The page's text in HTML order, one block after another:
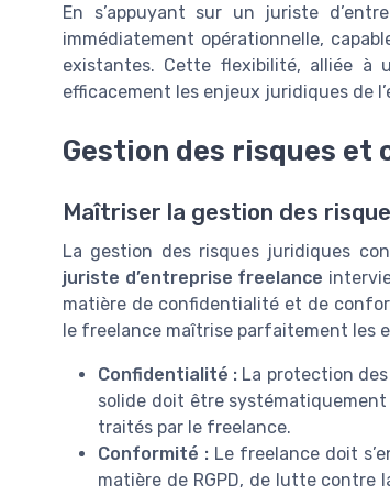
En s’appuyant sur un juriste
immédiatement opérationnelle,
existantes. Cette flexibilité, alliée à
efficacement les enjeux juridiques de
Gestion des risques
Maîtriser la gestion des
La gestion des risques juridiques
juriste d’entreprise freelance
matière de confidentialité et de
le freelance maîtrise parfaitement les
Confidentialité : La protection
solide doit être
traités par le freelance.
Conformité : Le freelance doit
matière de RGPD, de lutte contre